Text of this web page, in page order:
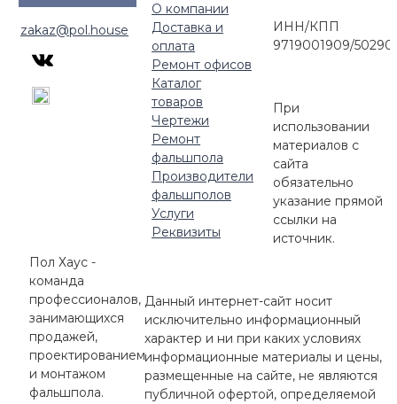
zakaz@pol.house
О компании
Доставка и
оплата
Ремонт офисов
Каталог
товаров
Чертежи
Ремонт
фальшпола
Производители
фальшполов
Услуги
Реквизиты
Пол Хаус -
команда
профессионалов,
занимающихся
продажей,
проектированием
и монтажом
фальшпола.
ИНН/КПП
9719001909/
При
использовании
материалов с
сайта
обязательно
указание прямой
ссылки на
источник.
Данный интернет-сайт носит
исключительно информационный
характер и ни при каких условиях
информационные материалы и цены,
размещенные на сайте, не являются
публичной офертой, определяемой